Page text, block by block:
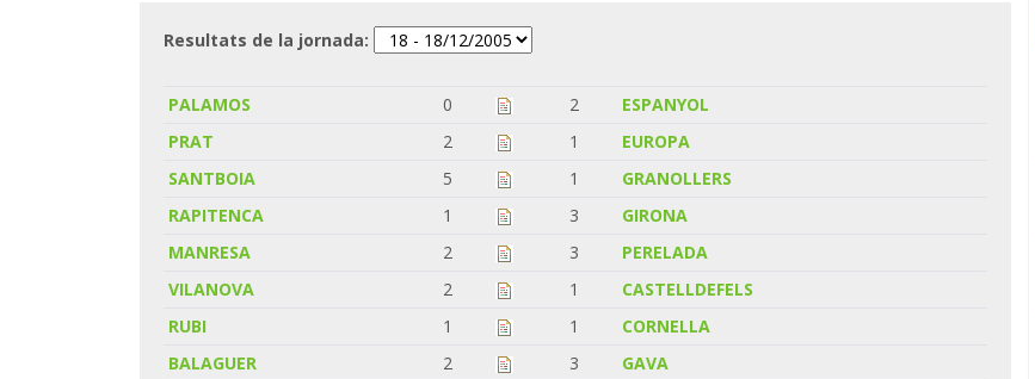
Resultats de la jornada:
PALAMOS 0 2
ESPANYOL
PRAT
2 1
EUROPA
SANTBOIA
5 1
GRANOLLERS
RAPITENCA
1 3
GIRONA
MANRESA
2 3
PERELADA
VILANOVA
2 1
CASTELLDEFELS
RUBI
1 1
CORNELLA
BALAGUER
2 3
GAVA